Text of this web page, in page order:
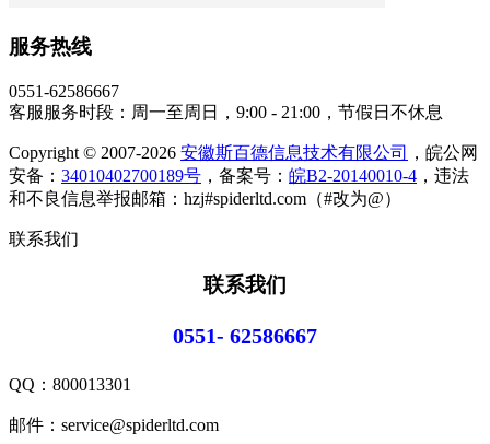
服务热线
0551-62586667
客服服务时段：周一至周日，9:00 - 21:00，节假日不休息
Copyright © 2007-2026 安徽斯百德信息技术有限公司
，皖公网
安备： 34010402700189号 ，备案号： 皖B2-20140010-4 ，违法
和不良信息举报邮箱：hzj#spiderltd.com（#改为@）
联系我们
联系我们
0551- 62586667
QQ： 800013301
邮件：service@spiderltd.com